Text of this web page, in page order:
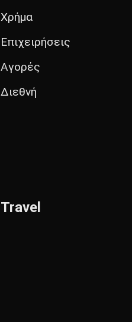
Χρήμα
Επιχειρήσεις
Αγορές
Διεθνή
Travel